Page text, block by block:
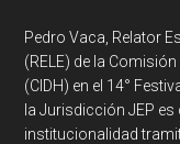
Pedro Vaca, Relator
(RELE) de la
(CIDH) en el 14°
la Jurisdicción JEP
institucionalidad